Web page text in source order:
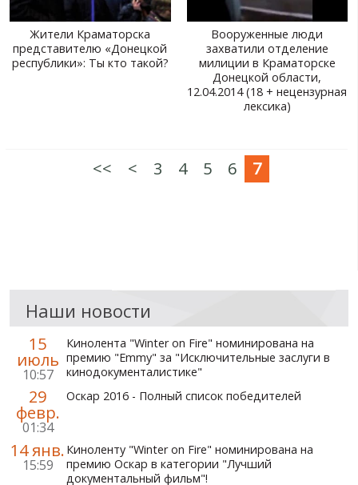
Жители Краматорска
представителю «Донецкой
республики»: Ты кто такой?
Вооруженные люди
захватили отделение
милиции в Краматорске
Донецкой области,
12.04.2014 (18 + нецензурная
лексика)
<< < 3 4 5 6 7
Наши новости
15
июль
10:57
Кинолента "Winter on Fire" номинирована на
премию "Emmy" за "Исключительные заслуги в
кинодокументалистике"
29
февр.
01:34
Оскар 2016 - Полный список победителей
14 янв.
15:59
Киноленту "Winter on Fire" номинирована на
премию Оскар в категории "Лучший
документальный фильм"!